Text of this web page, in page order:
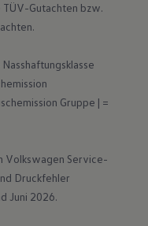
Gutachten bzw.
Gruppe | =
Volkswagen Service-
Druckfehler
Juni 2026.